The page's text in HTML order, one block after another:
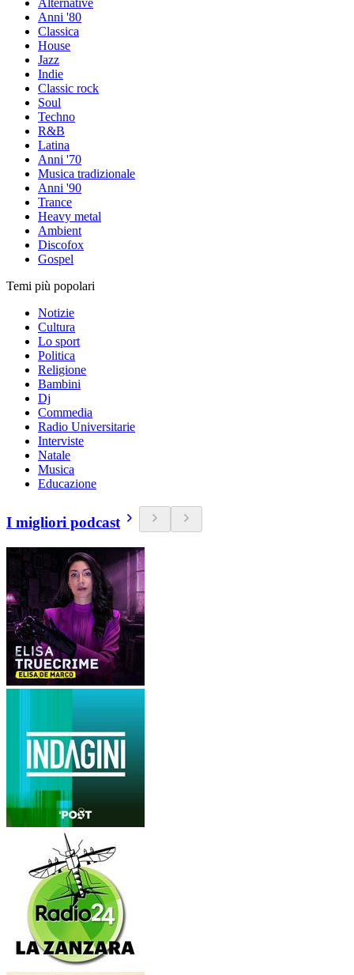
Alternative
Anni '80
Classica
House
Jazz
Indie
Classic rock
Soul
Techno
R&B
Latina
Anni '70
Musica tradizionale
Anni '90
Trance
Heavy metal
Ambient
Discofox
Gospel
Temi più popolari
Notizie
Cultura
Lo sport
Politica
Religione
Bambini
Dj
Commedia
Radio Universitarie
Interviste
Natale
Musica
Educazione
I migliori podcast